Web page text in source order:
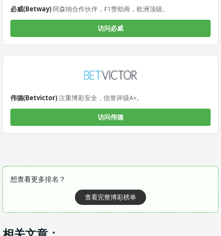
必威(Betway)阿森纳合作伙伴，F1赞助商，欧洲顶级。
访问必威
伟德(Betvictor)注重博彩安全，信誉评级A+。
访问伟德
想查看更多排名？
查看完整博彩榜单